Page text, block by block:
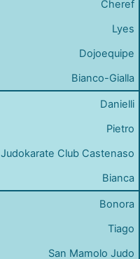
Cheref
Lyes
Dojoequipe
Bianco-Gialla
Danielli
Pietro
Judokarate Club Castenaso
Bianca
Bonora
Tiago
San Mamolo Judo